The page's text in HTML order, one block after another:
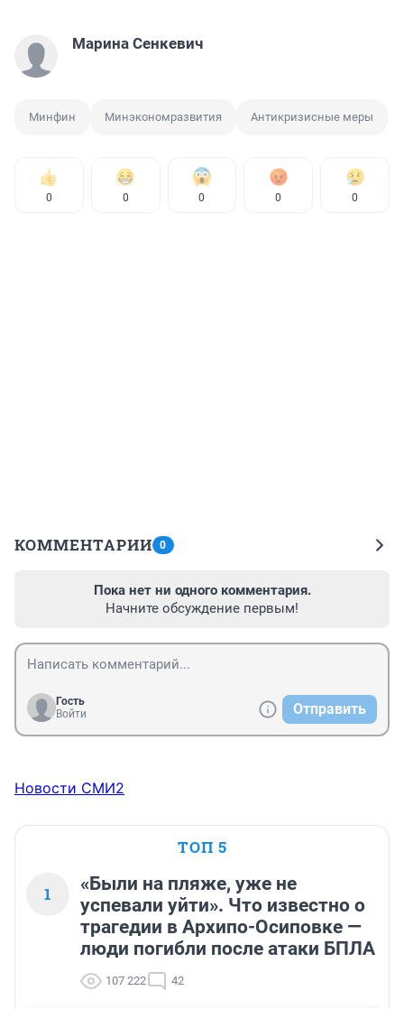
Марина Сенкевич
Минфин Минэкономразвития Антикризисные меры
0 0 0 0 0
КОММЕНТАРИИ 0
Пока нет ни одного комментария.
Начните обсуждение первым!
Гость
Войти
Отправить
Новости СМИ2
ТОП 5
1
«Были на пляже, уже не
успевали уйти». Что известно о
трагедии в Архипо-Осиповке —
люди погибли после атаки БПЛА
107 222 42